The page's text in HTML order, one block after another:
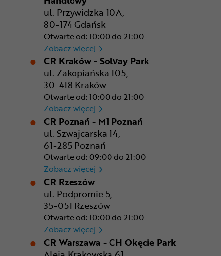
ul. Przywidzka 10A,
80-174 Gdańsk
Otwarte od: 10:00 do 21:00
Zobacz więcej CR Gdańsk - Morski Park
CR Kraków - Solvay Park
ul. Zakopiańska 105,
30-418 Kraków
Otwarte od: 10:00 do 21:00
Zobacz więcej CR Kraków - Solvay Park
CR Poznań - M1 Poznań
ul. Szwajcarska 14,
61-285 Poznań
Otwarte od: 09:00 do 21:00
Zobacz więcej CR Poznań - M1 Poznań
CR Rzeszów
ul. Podpromie 5,
35-051 Rzeszów
Otwarte od: 10:00 do 21:00
Zobacz więcej CR Rzeszów
CR Warszawa - CH Okęcie Park